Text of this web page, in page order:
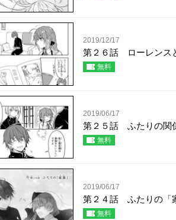
2019/12/17
第２６話 ローレンス
無料
2019/06/17
第２５話 ふたりの関
無料
2019/06/17
第２４話 ふたりの「
無料